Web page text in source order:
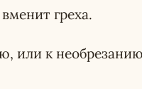
греха.
или к